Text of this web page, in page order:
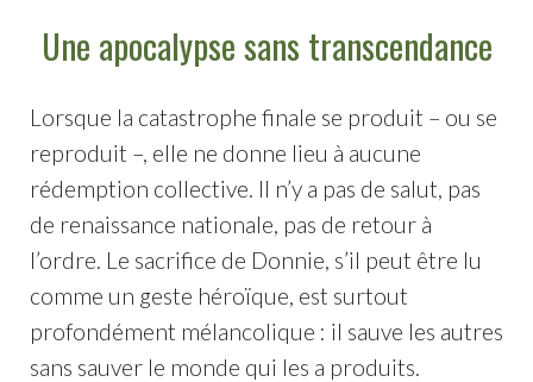
Une apocalypse sans transcendance
Lorsque la catastrophe finale se produit – ou se
reproduit –, elle ne donne lieu à aucune
rédemption collective. Il n’y a pas de salut, pas
de renaissance nationale, pas de retour à
l’ordre. Le sacrifice de Donnie, s’il peut être lu
comme un geste héroïque, est surtout
profondément mélancolique : il sauve les autres
sans sauver le monde qui les a produits.